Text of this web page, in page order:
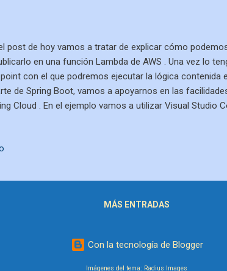
post de hoy vamos a tratar de explicar cómo
en una función Lambda de AWS . Una vez lo
con el que podremos ejecutar la lógica contenida
de Spring Boot, vamos a apoyarnos en las
Cloud . En el ejemplo vamos a utilizar Visual Studio
la aplicación hemos utilizado la siguiente
quedar algo así como la siguiente: Generación
MÁS ENTRADAS
Con la tecnología de Blogger
Imágenes del tema: Radius Images